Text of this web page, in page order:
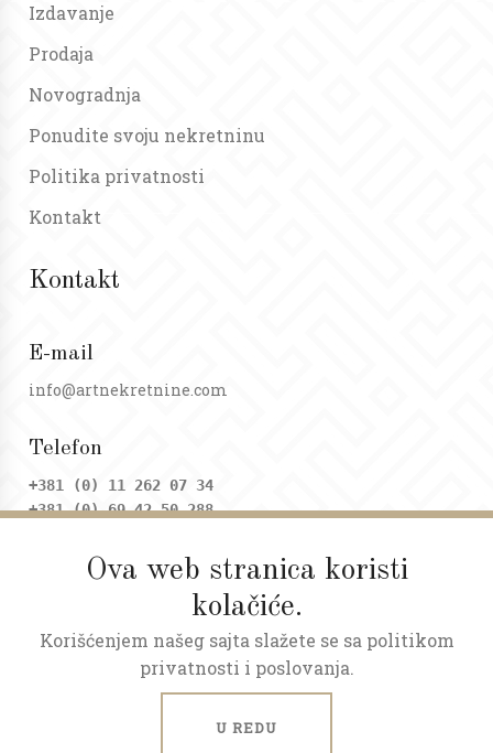
Ova web stranica koristi
kolačiće.
Korišćenjem našeg sajta slažete se sa politikom
privatnosti i poslovanja.
U REDU
Izdavanje
Prodaja
Novogradnja
Ponudite svoju nekretninu
Politika privatnosti
Kontakt
Kontakt
E-mail
info@artnekretnine.com
Telefon
+381 (0) 11 262 07 34
+381 (0) 69 42 50 288
Adresa
Dositejeva 9, Trg republike
Radno vreme
Ponedeljak - petak: 09 - 20h